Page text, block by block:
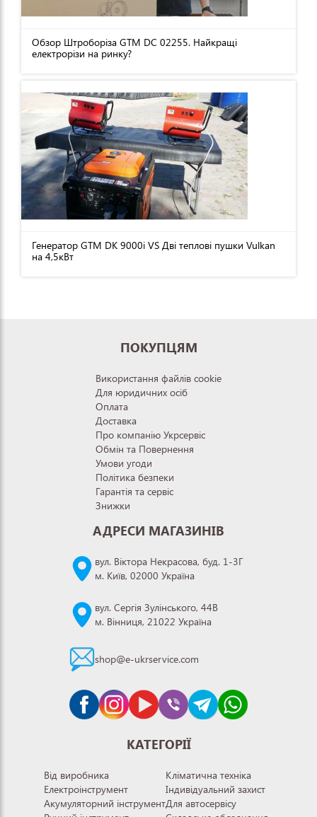
Обзор Штроборіза GTM DC 02255. Найкращі
електрорізи на ринку?
Генератор GTM DK 9000i VS Дві теплові пушки Vulkan
на 4,5кВт
ПОКУПЦЯМ
Використання файлів cookie
Для юридичних осіб
Оплата
Доставка
Про компанію Укрсервіс
Обмін та Повернення
Умови угоди
Політика безпеки
Гарантія та сервіс
Знижки
АДРЕСИ МАГАЗИНІВ
вул. Віктора Некрасова, буд. 1-3Г
м. Київ, 02000 Україна
вул. Сергія Зулінського, 44В
м. Вінниця, 21022 Україна
shop@e-ukrservice.com
КАТЕГОРІЇ
Від виробника
Електроінструмент
Акумуляторний інструмент
Кліматична техніка
Індивідуальний захист
Для автосервісу